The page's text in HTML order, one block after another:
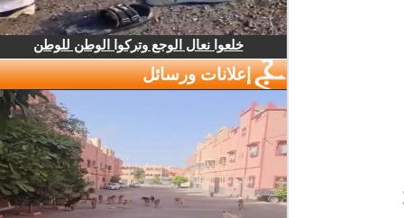
خلعوا نعال الوجع وتركوا الوطن للوطن
إعلانات ورسائل